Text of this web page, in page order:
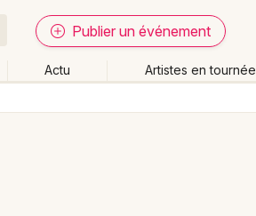
Publier un événement
Actu Artistes en tournée